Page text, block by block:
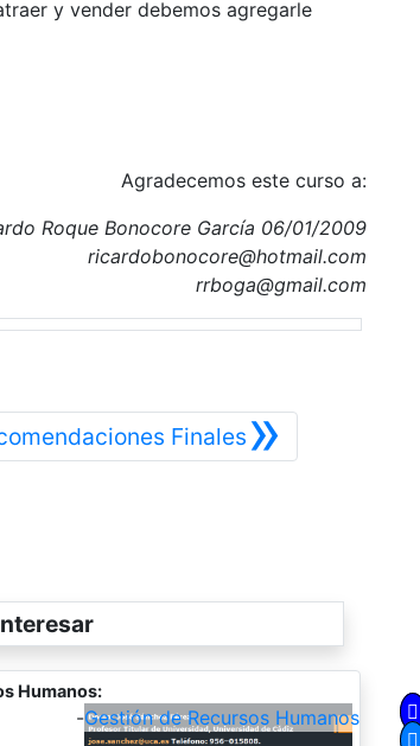
y vender debemos agregarle
Agradecemos este curso a:
Roque Bonocore García 06/01/2009
ricardobonocore@hotmail.com
rrboga@gmail.com
»
Finales Siguiente
Humanos:
-Gestión de Recursos Humanos